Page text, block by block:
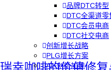
品牌DTC转型
DTC全渠道零
DTC会员电商
DTC社交电商
创新增长战略
PLG增长方案
AI+创新加速
瑞幸咖啡的价值修